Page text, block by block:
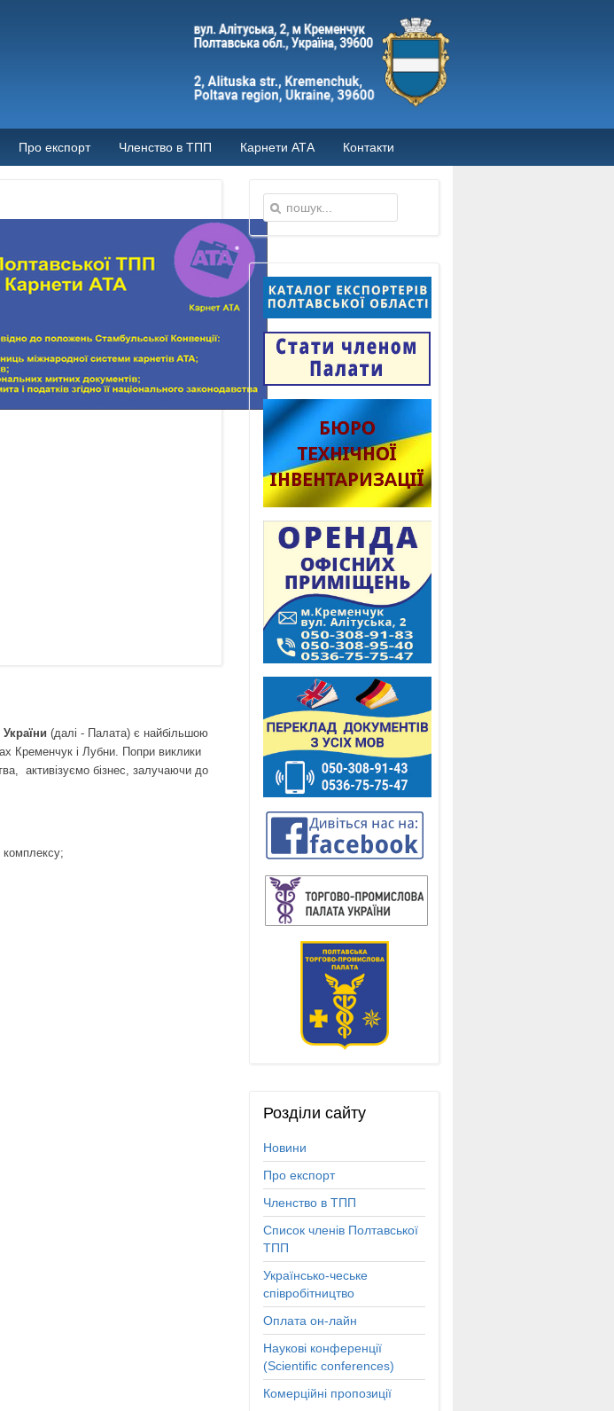
Про експорт Членство в ТПП Карнети АТА Контакти
(далі - Палата) є найбільшою
Кременчук і Лубни. Попри виклики
активізуємо бізнес, залучаючи до
комплексу;
Розділи сайту
Новини
Про експорт
Членство в ТПП
Список членів Полтавської
ТПП
Українсько-чеське
співробітництво
Оплата он-лайн
Наукові конференції
(Scientific conferences)
Комерційні пропозиції